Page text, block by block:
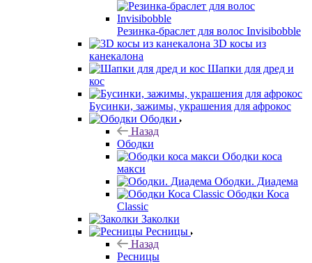
Резинка-браслет для волос Invisibobble
3D косы из
канекалона
Шапки для дред и
кос
Бусинки, зажимы, украшения для афрокос
Ободки
Назад
Ободки
Ободки коса
макси
Ободки. Диадема
Ободки Коса
Classic
Заколки
Ресницы
Назад
Ресницы